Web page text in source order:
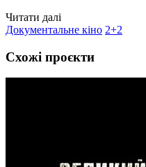
Читати далі
Документальне кіно 2+2
Схожі проєкти